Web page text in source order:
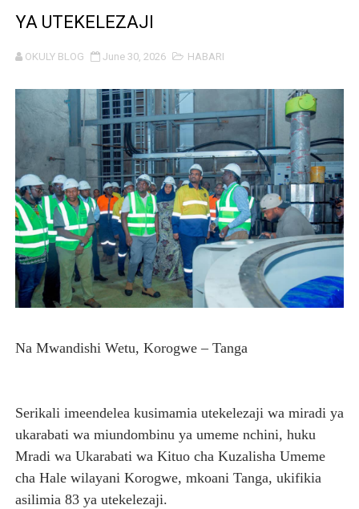
ORIJIN Yawaunganisha Marafiki Kwenye Gumzo la
SERIKALI KUIMARISHA MIUNDOMBINU KUCHOCHEA
KIONGOZI MSTAAFU WA WMA ASEMA VIPIMO SAHIHI
WMA YAMUAHIDI MKUU WA WILAYA YA IRAMBA
AJIRA ZAIDI YA 420 ZAZALISHWA KUPITIA UJENZI WA
TANTRADE YAWATAKA WAZALISHAJI KUTUMIA
MUSOMA YATOA TENDA ZA SH. MILIONI 99 KWA
KILA KILO INAYOPOTEA NI SHILINGI INAYOPOTEA -
FCC YAIMARISHA ELIMU YA USHINDANI NA ULINZI WA
Prof. Kabudi ahimiza matumizi ya teknolojia za kisasa
Medical Tourism yafungua ukurasa mpya Tanzania
YA UTEKELEZAJI
OKULY BLOG June 30, 2026 HABARI
Na Mwandishi Wetu, Korogwe – Tanga
Serikali imeendelea kusimamia utekelezaji wa miradi ya
ukarabati wa miundombinu ya umeme nchini, huku
Mradi wa Ukarabati wa Kituo cha Kuzalisha Umeme
cha Hale wilayani Korogwe, mkoani Tanga, ukifikia
asilimia 83 ya utekelezaji.